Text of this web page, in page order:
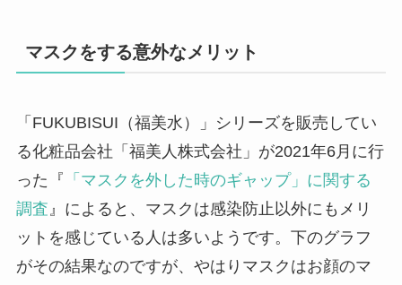
マスクをする意外なメリット
「FUKUBISUI（福美水）」シリーズを販売してい
る化粧品会社「福美人株式会社」が2021年6月に行
った『 「マスクを外した時のギャップ」に関する
調査』によると、マスクは感染防止以外にもメリ
ットを感じている人は多いようです。下のグラフ
がその結果なのですが、やはりマスクはお顔のマ